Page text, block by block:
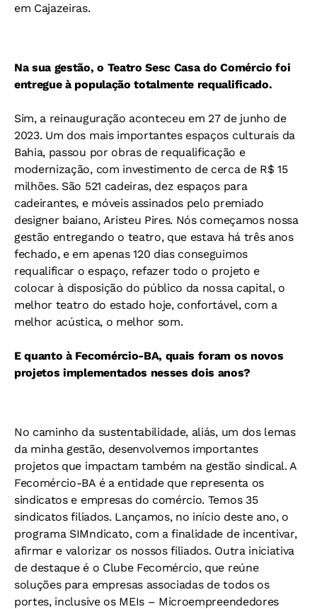
em Cajazeiras.
Na sua gestão, o Teatro Sesc Casa do Comércio foi
entregue à população totalmente requalificado.
Sim, a reinauguração aconteceu em 27 de junho de
2023. Um dos mais importantes espaços culturais da
Bahia, passou por obras de requalificação e
modernização, com investimento de cerca de R$ 15
milhões. São 521 cadeiras, dez espaços para
cadeirantes, e móveis assinados pelo premiado
designer baiano, Aristeu Pires. Nós começamos nossa
gestão entregando o teatro, que estava há três anos
fechado, e em apenas 120 dias conseguimos
requalificar o espaço, refazer todo o projeto e
colocar à disposição do público da nossa capital, o
melhor teatro do estado hoje, confortável, com a
melhor acústica, o melhor som.
E quanto à Fecomércio-BA, quais foram os novos
projetos implementados nesses dois anos?
No caminho da sustentabilidade, aliás, um dos lemas
da minha gestão, desenvolvemos importantes
projetos que impactam também na gestão sindical. A
Fecomércio-BA é a entidade que representa os
sindicatos e empresas do comércio. Temos 35
sindicatos filiados. Lançamos, no início deste ano, o
programa SIMndicato, com a finalidade de incentivar,
afirmar e valorizar os nossos filiados. Outra iniciativa
de destaque é o Clube Fecomércio, que reúne
soluções para empresas associadas de todos os
portes, inclusive os MEIs – Microempreendedores